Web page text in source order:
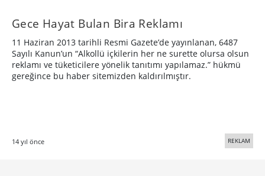
Gece Hayat Bulan Bira Reklamı
11 Haziran 2013 tarihli Resmi Gazete’de yayınlanan, 6487
Sayılı Kanun’un “Alkollü içkilerin her ne surette olursa olsun
reklamı ve tüketicilere yönelik tanıtımı yapılamaz.” hükmü
gereğince bu haber sitemizden kaldırılmıştır.
14 yıl önce REKLAM